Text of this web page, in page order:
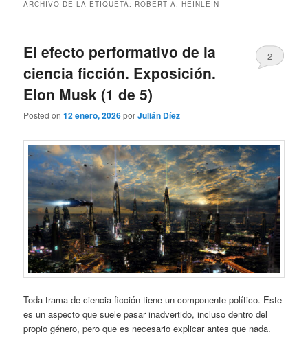
ARCHIVO DE LA ETIQUETA: ROBERT A. HEINLEIN
El efecto performativo de la
ciencia ficción. Exposición.
Elon Musk (1 de 5)
Posted on12 enero, 2026porJulián Díez
2
Toda trama de ciencia ficción tiene un componente político. Este
es un aspecto que suele pasar inadvertido, incluso dentro del
propio género, pero que es necesario explicar antes que nada.